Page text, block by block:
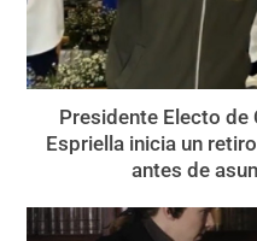
Presidente Electo de
Espriella inicia un
antes de